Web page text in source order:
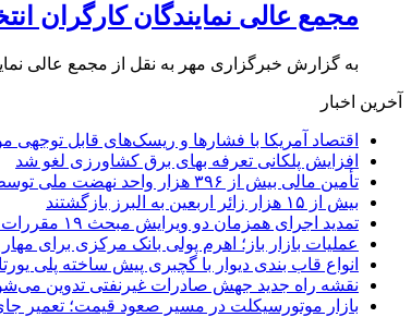
مجمع عالی نمایندگان کارگران
به گزارش خبرگزاری مهر به نقل از مجمع عالی
آخرین اخبار
اقتصاد آمریکا با فشارها و ریسک‌های قابل توجهی
افزایش پلکانی تعرفه بهای برق کشاورزی لغو شد
تأمین مالی بیش از ۳۹۶ هزار واحد نهضت ملی توسط بانک مسکن
بیش از ۱۵ هزار زائر اربعین به البرز بازگشتند
تمدید اجرای همزمان دو ویرایش مبحث ۱۹ مقررات ملی ساختمان تا پایان سال
عملیات بازار باز؛ اهرم پولی بانک مرکزی برای
انواع قاب بندی دیوار با گچبری پیش ساخته پلی
نقشه راه جدید جهش صادرات غیرنفتی تدوین
بازار موتورسیکلت در مسیر صعود قیمت؛ تعمیر